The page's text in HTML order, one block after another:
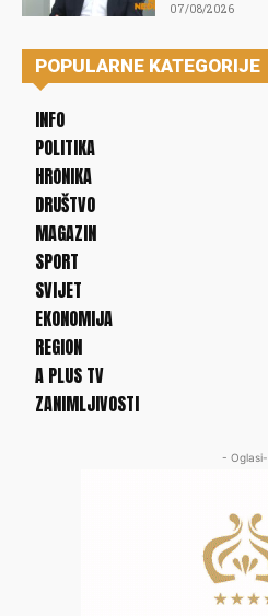
07/08/2026
POPULARNE KATEGORIJE
INFO
POLITIKA
HRONIKA
DRUŠTVO
MAGAZIN
SPORT
SVIJET
EKONOMIJA
REGION
A PLUS TV
ZANIMLJIVOSTI
- Oglasi-